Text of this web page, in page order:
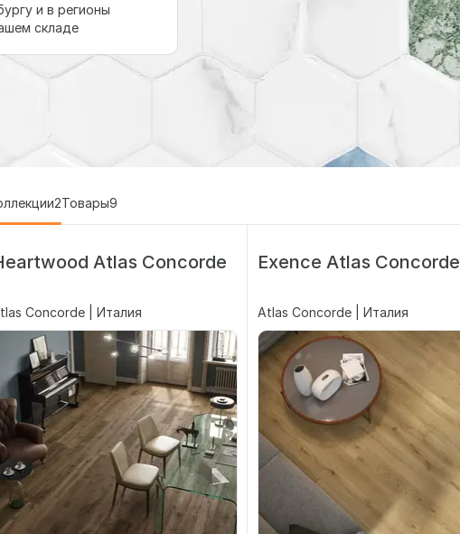
и в регионы
складе
2Товары9
Atlas Concorde
Concorde | Италия
Exence Atlas Concorde
Atlas Concorde | Италия